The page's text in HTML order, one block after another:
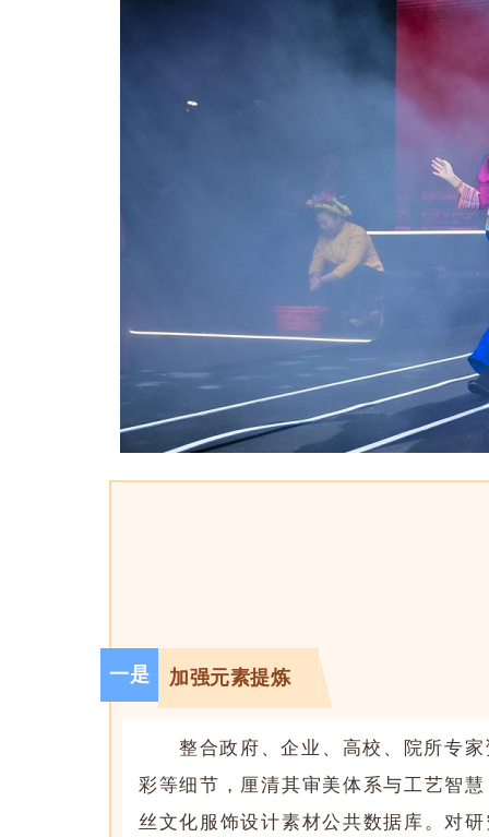
一是 加强元素提炼
整合政府、企业、高校、院所专
彩等细节，厘清其审美体系与工艺智
丝文化服饰设计素材公共数据库。对